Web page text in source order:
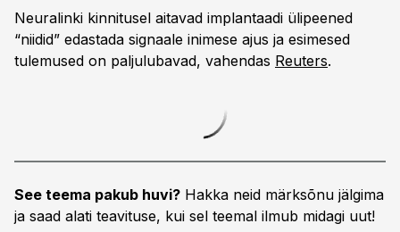
Neuralinki kinnitusel aitavad implantaadi ülipeened
“niidid” edastada signaale inimese ajus ja esimesed
tulemused on paljulubavad, vahendas Reuters.
See teema pakub huvi? Hakka neid märksõnu jälgima
ja saad alati teavituse, kui sel teemal ilmub midagi uut!